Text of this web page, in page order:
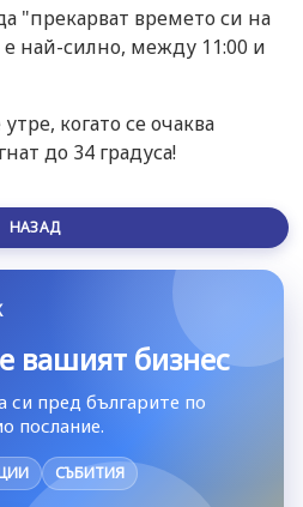
"прекарват времето си на
е най-силно, между 11:00 и
когато се очаква
до 34 градуса!
НАЗАД
вашият бизнес
си пред българите по
послание.
СЪБИТИЯ